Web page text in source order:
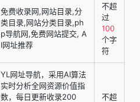
免费收录网,网站目录,分
类目录,网站分类目录,ph
p导航网,免费网站提交, A
I网址推荐
不超
过
100
个字
符
YL网址导航，采用AI算法
实时分析全网资源价值指
数，每日更新收录200
不超